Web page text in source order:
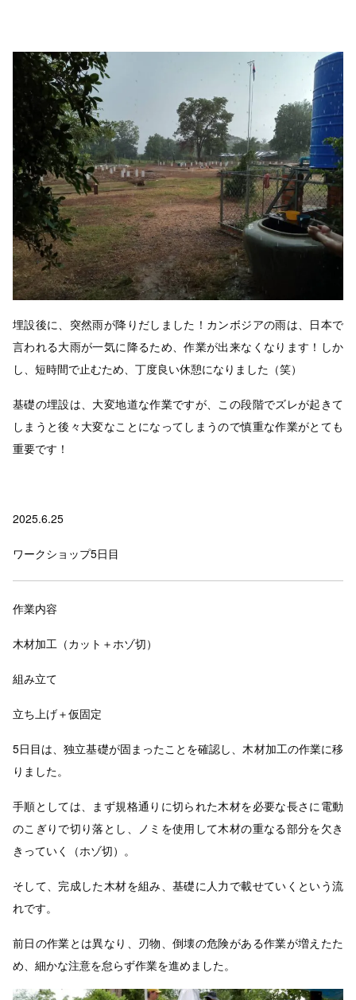
埋設後に、突然雨が降りだしました！カンボジアの雨は、日本で
言われる大雨が一気に降るため、作業が出来なくなります！しか
し、短時間で止むため、丁度良い休憩になりました（笑）
基礎の埋設は、大変地道な作業ですが、この段階でズレが起きて
しまうと後々大変なことになってしまうので慎重な作業がとても
重要です！
2025.6.25
ワークショップ5日目
作業内容
木材加工（カット＋ホゾ切）
組み立て
立ち上げ＋仮固定
5日目は、独立基礎が固まったことを確認し、木材加工の作業に移
りました。
手順としては、まず規格通りに切られた木材を必要な長さに電動
のこぎりで切り落とし、ノミを使用して木材の重なる部分を欠き
きっていく（ホゾ切）。
そして、完成した木材を組み、基礎に人力で載せていくという流
れです。
前日の作業とは異なり、刃物、倒壊の危険がある作業が増えたた
め、細かな注意を怠らず作業を進めました。